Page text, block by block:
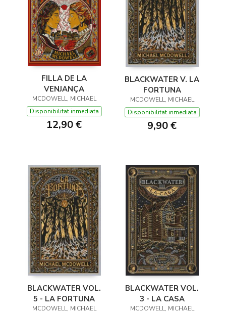
FILLA DE LA
VENJANÇA
MCDOWELL, MICHAEL
Disponibilitat inmediata
12,90 €
BLACKWATER V. LA
FORTUNA
MCDOWELL, MICHAEL
Disponibilitat inmediata
9,90 €
BLACKWATER VOL.
5 - LA FORTUNA
MCDOWELL, MICHAEL
BLACKWATER VOL.
3 - LA CASA
MCDOWELL, MICHAEL